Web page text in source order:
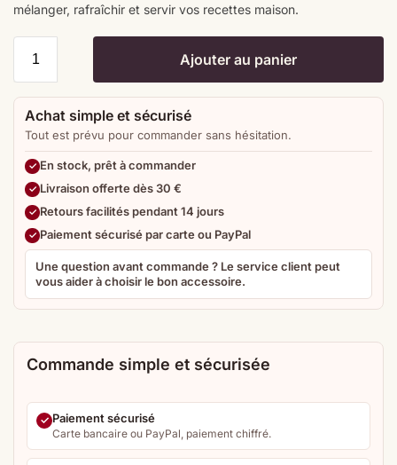
mélanger, rafraîchir et servir vos recettes maison.
Ajouter au panier
Achat simple et sécurisé
Tout est prévu pour commander sans hésitation.
En stock, prêt à commander
Livraison offerte dès 30 €
Retours facilités pendant 14 jours
Paiement sécurisé par carte ou PayPal
Une question avant commande ? Le service client peut
vous aider à choisir le bon accessoire.
Commande simple et sécurisée
Paiement sécurisé
Carte bancaire ou PayPal, paiement chiffré.